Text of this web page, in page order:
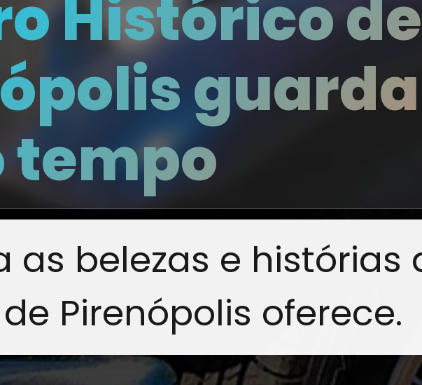
Histórico de
tempo
as belezas e histórias
Pirenópolis oferece.